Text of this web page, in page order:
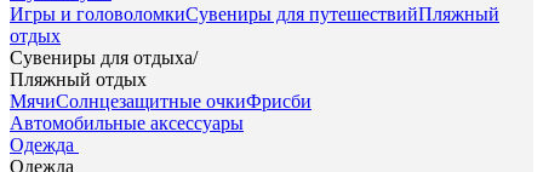
Игры и головоломкиСувениры для путешествийПляжный
отдых
Сувениры для отдыха/
Пляжный отдых
МячиСолнцезащитные очкиФрисби
Автомобильные аксессуары
Одежда
Одежда